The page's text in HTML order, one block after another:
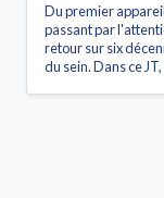
Du premier
passant par
retour sur six
du sein. Dans ce